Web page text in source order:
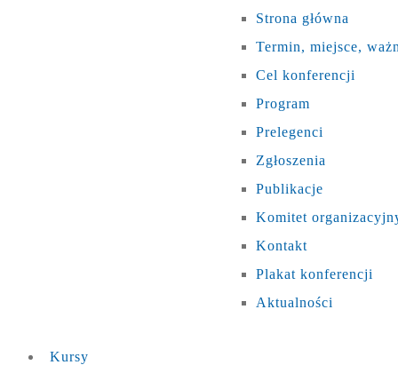
Strona główna
Termin, miejsce,
Cel konferencji
Program
Prelegenci
Zgłoszenia
Publikacje
Komitet
Kontakt
Plakat konferencji
Aktualności
Kursy